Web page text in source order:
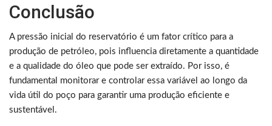
Conclusão
A pressão inicial do reservatório é um fator crítico para a
produção de petróleo, pois influencia diretamente a quantidade
e a qualidade do óleo que pode ser extraído. Por isso, é
fundamental monitorar e controlar essa variável ao longo da
vida útil do poço para garantir uma produção eficiente e
sustentável.